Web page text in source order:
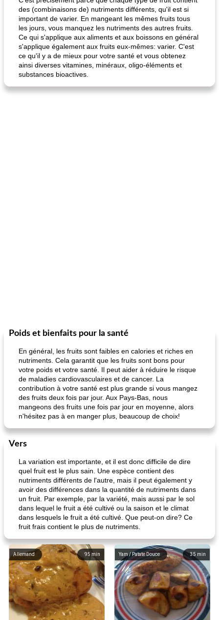
fiesta tostadas
des (combinaisons de) nutriments différents, qu'il est si
important de varier. En mangeant les mêmes fruits tous
les jours, vous manquez les nutriments des autres fruits.
Ce qui s'applique aux aliments et aux boissons en général
s'applique également aux fruits eux-mêmes: varier. C'est
ce qu'il y a de mieux pour votre santé et vous obtenez
ainsi diverses vitamines, minéraux, oligo-éléments et
substances bioactives.
Poids et bienfaits pour la santé
En général, les fruits sont faibles en calories et riches en
nutriments. Cela garantit que les fruits sont bons pour
votre poids et votre santé. Il peut aider à réduire le risque
de maladies cardiovasculaires et de cancer. La
contribution à votre santé est plus grande si vous mangez
des fruits deux fois par jour. Aux Pays-Bas, nous
mangeons des fruits une fois par jour en moyenne, alors
n'hésitez pas à en manger plus, beaucoup de choix!
Vers
La variation est importante, et il est donc difficile de dire
quel fruit est le plus sain. Une espèce contient des
nutriments différents de l'autre, mais il peut également y
avoir des différences dans la quantité de nutriments dans
un fruit. Par exemple, par la variété, mais aussi par le sol
dans lequel le fruit a été cultivé ou la saison et le climat
dans lesquels le fruit a été cultivé. Que peut-on dire? Ce
fruit frais contient le plus de nutriments.
95 min
Allemand 35 min
Yam / Patate Douce